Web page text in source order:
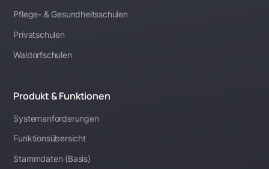
Pflege- & Gesundheitsschulen
Privatschulen
Waldorfschulen
Produkt & Funktionen
Systemanforderungen
Funktionsübersicht
Stammdaten (Basis)